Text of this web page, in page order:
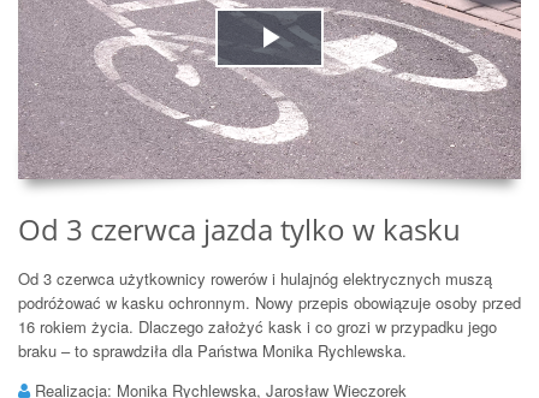
Play
Video
Od 3 czerwca jazda tylko w kasku
Od 3 czerwca użytkownicy rowerów i hulajnóg elektrycznych muszą
podróżować w kasku ochronnym. Nowy przepis obowiązuje osoby przed
16 rokiem życia. Dlaczego założyć kask i co grozi w przypadku jego
braku – to sprawdziła dla Państwa Monika Rychlewska.
Realizacja: Monika Rychlewska, Jarosław Wieczorek